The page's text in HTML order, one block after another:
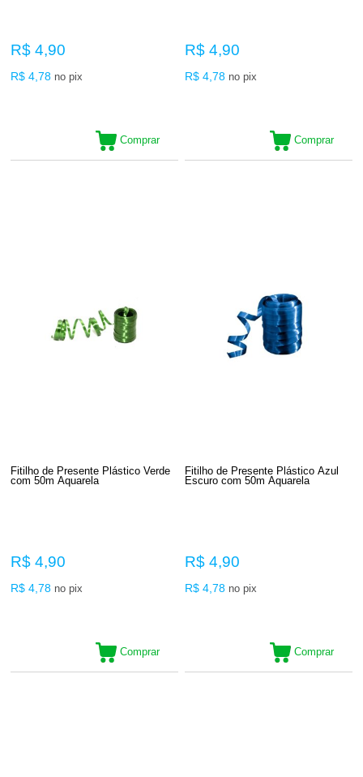
R$ 4,90
R$ 4,78 no pix
Comprar
R$ 4,90
R$ 4,78 no pix
Comprar
Fitilho de Presente Plástico Verde
com 50m Aquarela
R$ 4,90
R$ 4,78 no pix
Comprar
Fitilho de Presente Plástico Azul
Escuro com 50m Aquarela
R$ 4,90
R$ 4,78 no pix
Comprar